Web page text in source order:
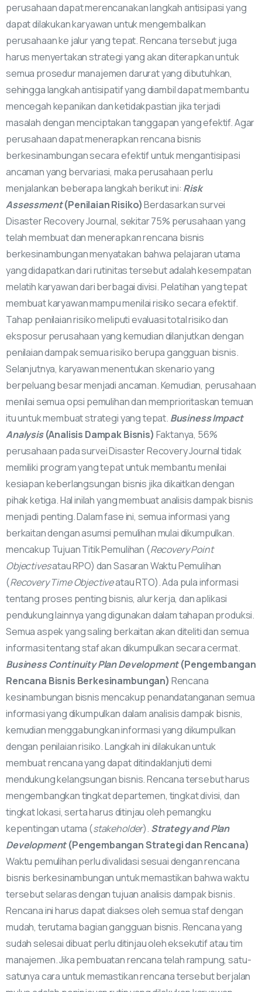
perusahaan dapat merencanakan langkah antisipasi yang
dapat dilakukan karyawan untuk mengembalikan
perusahaan ke jalur yang tepat. Rencana tersebut juga
harus menyertakan strategi yang akan diterapkan untuk
semua prosedur manajemen darurat yang dibutuhkan,
sehingga langkah antisipatif yang diambil dapat membantu
mencegah kepanikan dan ketidakpastian jika terjadi
masalah dengan menciptakan tanggapan yang efektif. Agar
perusahaan dapat menerapkan rencana bisnis
berkesinambungan secara efektif untuk mengantisipasi
ancaman yang bervariasi, maka perusahaan perlu
menjalankan beberapa langkah berikut ini: Risk
Assessment(Penilaian Risiko)Berdasarkan survei
Disaster Recovery Journal, sekitar 75% perusahaan yang
telah membuat dan menerapkan rencana bisnis
berkesinambungan menyatakan bahwa pelajaran utama
yang didapatkan dari rutinitas tersebut adalah kesempatan
melatih karyawan dari berbagai divisi. Pelatihan yang tepat
membuat karyawan mampu menilai risiko secara efektif.
Tahap penilaian risiko meliputi evaluasi total risiko dan
eksposur perusahaan yang kemudian dilanjutkan dengan
penilaian dampak semua risiko berupa gangguan bisnis.
Selanjutnya, karyawan menentukan skenario yang
berpeluang besar menjadi ancaman. Kemudian, perusahaan
menilai semua opsi pemulihan dan memprioritaskan temuan
itu untuk membuat strategi yang tepat. Business Impact
Analysis(Analisis Dampak Bisnis) Faktanya, 56%
perusahaan pada survei Disaster Recovery Journal tidak
memiliki program yang tepat untuk membantu menilai
kesiapan keberlangsungan bisnis jika dikaitkan dengan
pihak ketiga. Hal inilah yang membuat analisis dampak bisnis
menjadi penting. Dalam fase ini, semua informasi yang
berkaitan dengan asumsi pemulihan mulai dikumpulkan.
mencakup Tujuan Titik Pemulihan (Recovery Point
Objectivesatau RPO) dan Sasaran Waktu Pemulihan
(Recovery Time Objectiveatau RTO). Ada pula informasi
tentang proses penting bisnis, alur kerja, dan aplikasi
pendukung lainnya yang digunakan dalam tahapan produksi.
Semua aspek yang saling berkaitan akan diteliti dan semua
informasi tentang staf akan dikumpulkan secara cermat.
Business Continuity Plan Development(Pengembangan
Rencana Bisnis Berkesinambungan) Rencana
kesinambungan bisnis mencakup penandatanganan semua
informasi yang dikumpulkan dalam analisis dampak bisnis,
kemudian menggabungkan informasi yang dikumpulkan
dengan penilaian risiko. Langkah ini dilakukan untuk
membuat rencana yang dapat ditindaklanjuti demi
mendukung kelangsungan bisnis. Rencana tersebut harus
mengembangkan tingkat departemen, tingkat divisi, dan
tingkat lokasi, serta harus ditinjau oleh pemangku
kepentingan utama (stakeholder). Strategy and Plan
Development(Pengembangan Strategi dan Rencana)
Waktu pemulihan perlu divalidasi sesuai dengan rencana
bisnis berkesinambungan untuk memastikan bahwa waktu
tersebut selaras dengan tujuan analisis dampak bisnis.
Rencana ini harus dapat diakses oleh semua staf dengan
mudah, terutama bagian gangguan bisnis. Rencana yang
sudah selesai dibuat perlu ditinjau oleh eksekutif atau tim
manajemen. Jika pembuatan rencana telah rampung, satu-
satunya cara untuk memastikan rencana tersebut berjalan